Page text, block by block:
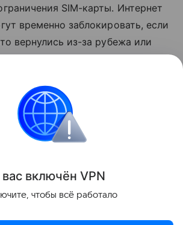
SIM-карты. Интернет
временно заблокировать, если
вернулись из-за рубежа или
связью.
Поделиться
включён VPN
чтобы всё работало